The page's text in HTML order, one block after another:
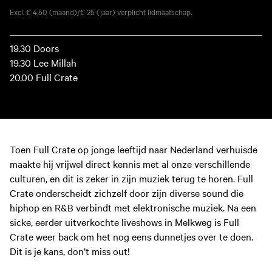
Excl. € 4,50 (maand)/€ 25 (jaar) verplicht lidmaatschap.
19.30 Doors
19.30 Lee Millah
20.00 Full Crate
Toen Full Crate op jonge leeftijd naar Nederland verhuisde
maakte hij vrijwel direct kennis met al onze verschillende
culturen, en dit is zeker in zijn muziek terug te horen. Full
Crate onderscheidt zichzelf door zijn diverse sound die
hiphop en R&B verbindt met elektronische muziek. Na een
sicke, eerder uitverkochte liveshows in Melkweg is Full
Crate weer back om het nog eens dunnetjes over te doen.
Dit is je kans, don’t miss out!